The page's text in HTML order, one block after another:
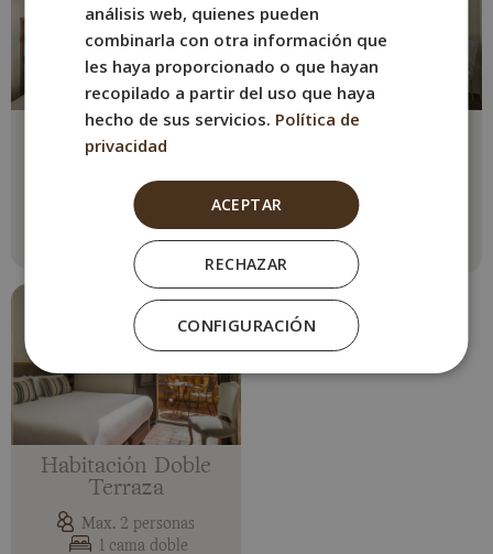
Habitación Doble
1 cama doble o 2
individuales
Ver más
Habitación Doble
Max. 2 personas
1 cama doble
Ver más
Habitación Doble
Terraza
Max. 2 personas
1 cama doble
análisis web, quienes pueden
combinarla con otra información que
les haya proporcionado o que hayan
recopilado a partir del uso que haya
hecho de sus servicios. Política de
privacidad
ACEPTAR
RECHAZAR
CONFIGURACIÓN